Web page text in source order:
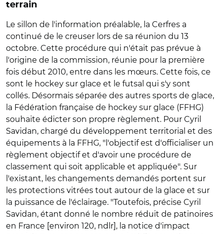
terrain
Le sillon de l'information préalable, la Cerfres a
continué de le creuser lors de sa réunion du 13
octobre. Cette procédure qui n'était pas prévue à
l'origine de la commission, réunie pour la première
fois début 2010, entre dans les mœurs. Cette fois, ce
sont le hockey sur glace et le futsal qui s'y sont
collés. Désormais séparée des autres sports de glace,
la Fédération française de hockey sur glace (FFHG)
souhaite édicter son propre règlement. Pour Cyril
Savidan, chargé du développement territorial et des
équipements à la FFHG, "l'objectif est d'officialiser un
règlement objectif et d'avoir une procédure de
classement qui soit applicable et appliquée". Sur
l'existant, les changements demandés portent sur
les protections vitrées tout autour de la glace et sur
la puissance de l'éclairage. "Toutefois, précise Cyril
Savidan, étant donné le nombre réduit de patinoires
en France [environ 120, ndlr], la notice d'impact